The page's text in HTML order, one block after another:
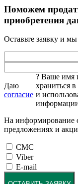
Поможем
приобретения
Оставьте заявку и
Даю
согласие
? Ваше имя
храниться
и
На информирование
предложениях и
СМС
Viber
E-mail